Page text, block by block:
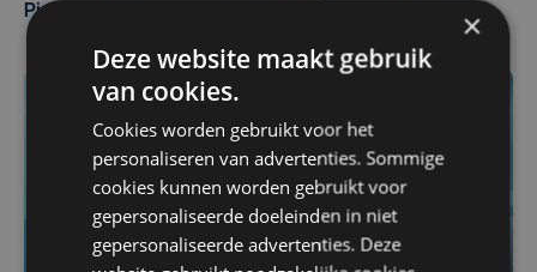
Pieters Brugge
×
Deze website maakt gebruik
van cookies.
Cookies worden gebruikt voor het
personaliseren van advertenties. Sommige
cookies kunnen worden gebruikt voor
gepersonaliseerde doeleinden in niet
gepersonaliseerde advertenties. Deze